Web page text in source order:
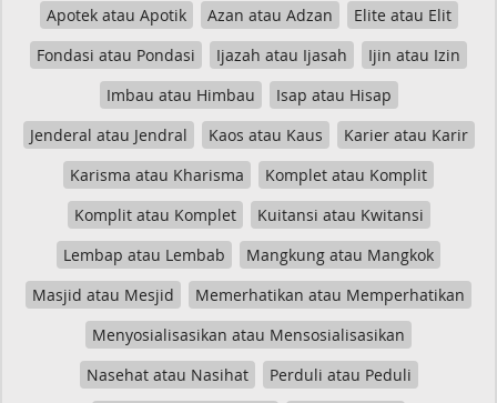
Apotek atau Apotik
Azan atau Adzan
Elite atau Elit
Fondasi atau Pondasi
Ijazah atau Ijasah
Ijin atau Izin
Imbau atau Himbau
Isap atau Hisap
Jenderal atau Jendral
Kaos atau Kaus
Karier atau Karir
Karisma atau Kharisma
Komplet atau Komplit
Komplit atau Komplet
Kuitansi atau Kwitansi
Lembap atau Lembab
Mangkung atau Mangkok
Masjid atau Mesjid
Memerhatikan atau Memperhatikan
Menyosialisasikan atau Mensosialisasikan
Nasehat atau Nasihat
Perduli atau Peduli